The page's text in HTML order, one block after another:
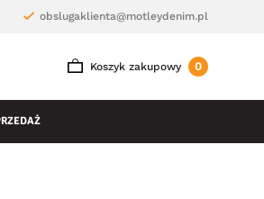
obslugaklienta@motleydenim.pl
Koszyk zakupowy 0